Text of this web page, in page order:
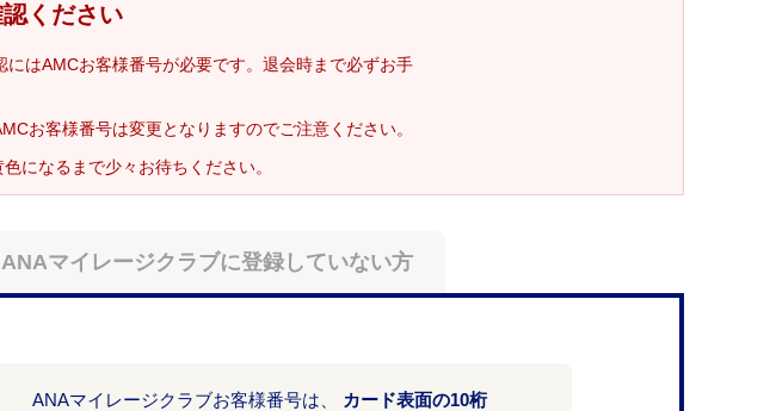
ください
はAMCお客様番号が必要です。退会時まで必ずお手
お客様番号は変更となりますのでご注意ください。
になるまで少々お待ちください。
ANAマイレージクラブに登録していない方
ANAマイレージクラブお客様番号は、
カード表面の10桁